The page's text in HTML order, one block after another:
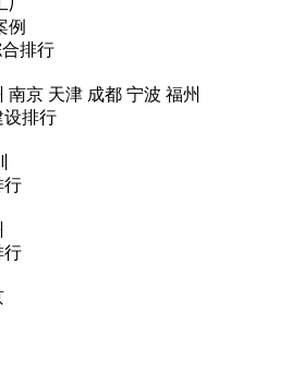
视频
比划
竞猜 2026年世界杯
育
厂
例
排行
京 天津 成都 宁波 福州
设排行
行
行